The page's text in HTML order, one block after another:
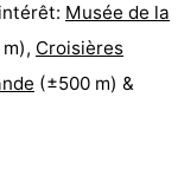
Musée de la
Croisières
(±500 m) &